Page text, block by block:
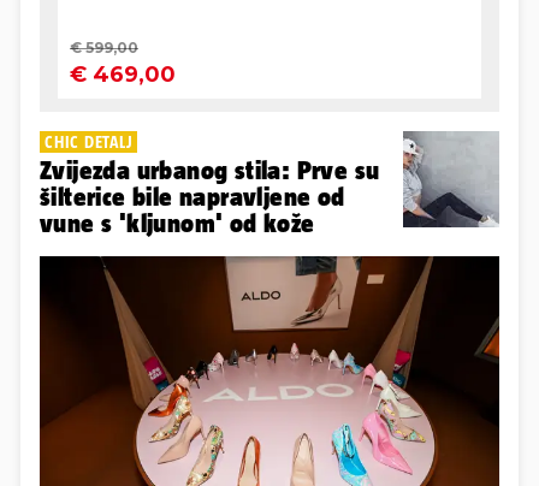
CHIC DETALJ
Zvijezda urbanog stila: Prve su
šilterice bile napravljene od
vune s 'kljunom' od kože